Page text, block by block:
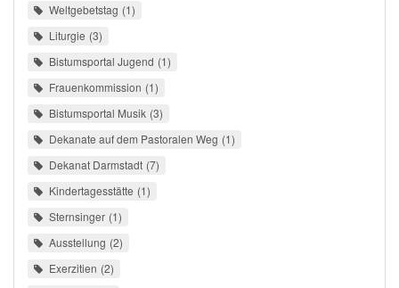
Weltgebetstag 1
Liturgie 3
Bistumsportal Jugend 1
Frauenkommission 1
Bistumsportal Musik 3
Dekanate auf dem Pastoralen Weg 1
Dekanat Darmstadt 7
Kindertagesstätte 1
Sternsinger 1
Ausstellung 2
Exerzitien 2